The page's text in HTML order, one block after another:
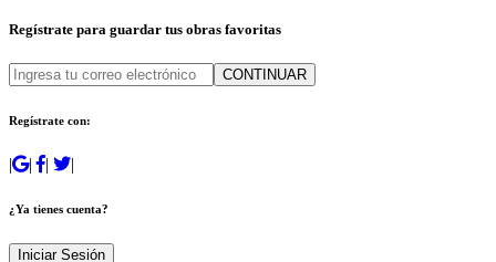
Regístrate para guardar tus obras favoritas
CONTINUAR
Regístrate con:
| | | |
¿Ya tienes cuenta?
Iniciar Sesión